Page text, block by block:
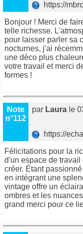
https://
Bonjour ! Merci de
telle richesse.
pour laisser parler sa
nocturnes, j'ai
une déco plus
votre travail et merci
formes !
Note
n°112
par Laura le
https://
Félicitations pour la
d'un espace de
créer. Étant
en intégrant une
vintage offre un
ombres et les
grand merci pour ce